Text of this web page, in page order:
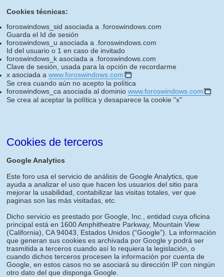
Cookies técnicas:
foroswindows_sid asociada a .foroswindows.com
Guarda el Id de sesión
foroswindows_u asociada a .foroswindows.com
Id del usuario o 1 en caso de invitado
foroswindows_k asociada a .foroswindows.com
Clave de sesión, usada para la opción de recordarme
x asociada a www.foroswindows.com
Se crea cuando aún no acepto la política
foroswindows_ca asociada al dominio www.foroswindows.com
Se crea al aceptar la política y desaparece la cookie "x"
Cookies de terceros
Google Analytics
Este foro usa el servicio de análisis de Google Analytics, que
ayuda a analizar el uso que hacen los usuarios del sitio para
mejorar la usabilidad, contabilizar las visitas totales, ver que
paginas son las más visitadas, etc.
Dicho servicio es prestado por Google, Inc., entidad cuya oficina
principal está en 1600 Amphitheatre Parkway, Mountain View
(California), CA 94043, Estados Unidos (“Google”). La información
que generan sus cookies es archivada por Google y podrá ser
trasmitida a terceros cuando así lo requiera la legislación, o
cuando dichos terceros procesen la información por cuenta de
Google, en estos casos no se asociará su dirección IP con ningún
otro dato del que disponga Google.